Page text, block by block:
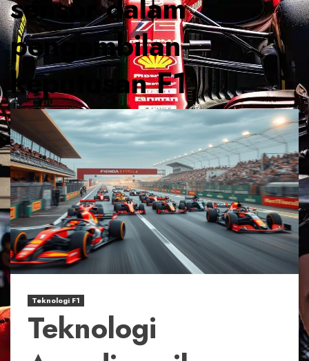
sensor dalam
pengambilan
keputusan F1
Teknologi F1
Teknologi